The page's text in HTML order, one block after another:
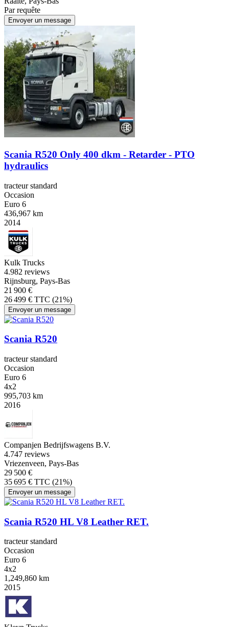
Par requête
Envoyer un message
Scania R520 Only 400 dkm - Retarder - PTO
hydraulics
tracteur standard
Occasion
Euro 6
436,967 km
2014
Kulk Trucks
4.982 reviews
Rijnsburg, Pays-Bas
21 900 €
26 499 € TTC (21%)
Envoyer un message
Scania R520
tracteur standard
Occasion
Euro 6
4x2
995,703 km
2016
Companjen Bedrijfswagens B.V.
4.747 reviews
Vriezenveen, Pays-Bas
29 500 €
35 695 € TTC (21%)
Envoyer un message
Scania R520 HL V8 Leather RET.
tracteur standard
Occasion
Euro 6
4x2
1,249,860 km
2015